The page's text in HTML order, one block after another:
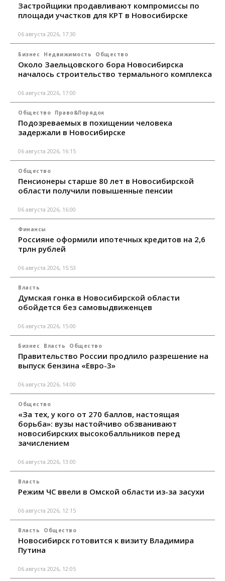
Застройщики продавливают компромиссы по
площади участков для КРТ в Новосибирске
06 августа 2026, 17:30
Бизнес Недвижимость Общество
Около Заельцовского бора Новосибирска
началось строительство термального комплекса
06 августа 2026, 17:00
Общество Право&Порядок
Подозреваемых в похищении человека
задержали в Новосибирске
06 августа 2026, 16:15
Общество
Пенсионеры старше 80 лет в Новосибирской
области получили повышенные пенсии
06 августа 2026, 16:00
Финансы
Россияне оформили ипотечных кредитов на 2,6
трлн рублей
06 августа 2026, 15:53
Власть
Думская гонка в Новосибирской области
обойдется без самовыдвиженцев
06 августа 2026, 15:00
Бизнес Власть Общество
Правительство России продлило разрешение на
выпуск бензина «Евро-3»
06 августа 2026, 14:00
Общество
«За тех, у кого от 270 баллов, настоящая
борьба»: вузы настойчиво обзванивают
новосибирских высокобалльников перед
зачислением
06 августа 2026, 13:00
Власть
Режим ЧС ввели в Омской области из-за засухи
06 августа 2026, 12:15
Власть Общество
Новосибирск готовится к визиту Владимира
Путина
06 августа 2026, 12:05